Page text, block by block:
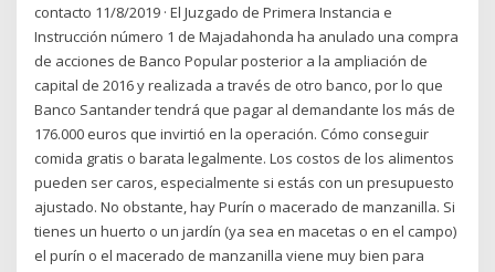
contacto 11/8/2019 · El Juzgado de Primera Instancia e
Instrucción número 1 de Majadahonda ha anulado una compra
de acciones de Banco Popular posterior a la ampliación de
capital de 2016 y realizada a través de otro banco, por lo que
Banco Santander tendrá que pagar al demandante los más de
176.000 euros que invirtió en la operación. Cómo conseguir
comida gratis o barata legalmente. Los costos de los alimentos
pueden ser caros, especialmente si estás con un presupuesto
ajustado. No obstante, hay Purín o macerado de manzanilla. Si
tienes un huerto o un jardín (ya sea en macetas o en el campo)
el purín o el macerado de manzanilla viene muy bien para